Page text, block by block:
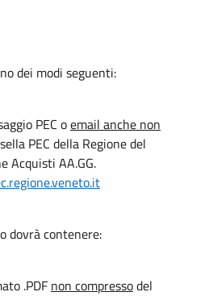
dei modi seguenti:
PEC oemail anche non
PEC della Regione del
Acquisti AA.GG.
dovrà contenere:
.PDF non compressodel